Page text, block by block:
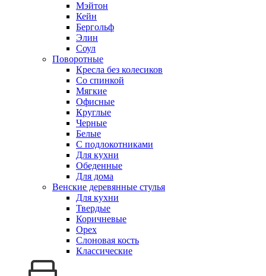
Мэйтон
Кейн
Бергольф
Элин
Соул
Поворотные
Кресла без колесиков
Со спинкой
Мягкие
Офисные
Круглые
Черные
Белые
С подлокотниками
Для кухни
Обеденные
Для дома
Венские деревянные стулья
Для кухни
Твердые
Коричневые
Орех
Слоновая кость
Классические